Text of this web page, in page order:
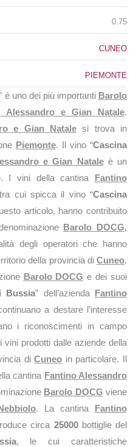
0.75
CUNEO
PIEMONTE
è uno dei più importanti Barolo
Alessandro e Gian Natale.
e Gian Natalesi trova in
Piemonte. Il vino “Cascina
e Gian Nataleè un
. I vini della cantina Fantino
cui spicca il vino “Cascina
articolo, hanno contribuito
Barolo DOCG,
degli operatori che hanno
della provincia di Cuneo.
Barolo DOCG e dei suoi
Bussia” dell’azienda Fantino
a destare l’interesse
i riconoscimenti in campo
vini prodotti dalle aziende della
diCuneo in particolare. Il
cantina Fantino Alessandro
Barolo DOCG viene
. La cantina Fantino
circa 25000 bottiglie del
, le cui caratteristiche